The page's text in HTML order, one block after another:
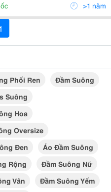
Mịn, Chất Lượng Cực Tốt Và Rấ>1 năm
Phối Ren
Đầm Suông
Suông
Hoa
Oversize
Đen
Áo Đầm Suông
Rộng
Đầm Suông Nữ
Vân
Đầm Suông Yếm